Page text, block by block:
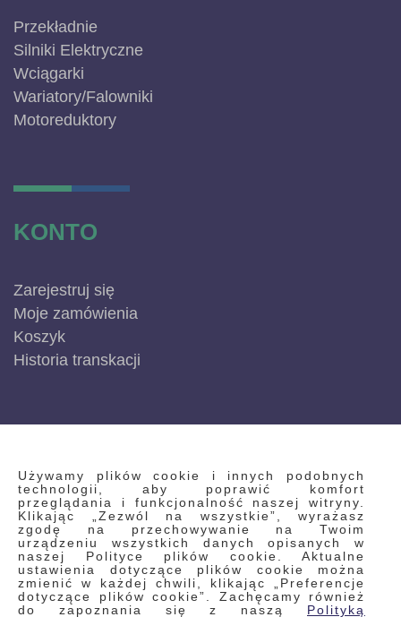
Używamy plików cookie i innych podobnych
technologii, aby poprawić komfort
przeglądania i funkcjonalność naszej witryny.
Klikając „Zezwól na wszystkie”, wyrażasz
zgodę na przechowywanie na Twoim
urządzeniu wszystkich danych opisanych w
naszej Polityce plików cookie. Aktualne
ustawienia dotyczące plików cookie można
zmienić w każdej chwili, klikając „Preferencje
dotyczące plików cookie”. Zachęcamy również
do zapoznania się z naszą Polityką
Przekładnie
Silniki Elektryczne
Wciągarki
Wariatory/Falowniki
Motoreduktory
KONTO
Zarejestruj się
Moje zamówienia
Koszyk
Historia transkacji
INFORMACJE
Regulamin
Polityka prywatności i pliki cookie
Wyszukiwane frazy
Wyszukiwanie zaawansowane